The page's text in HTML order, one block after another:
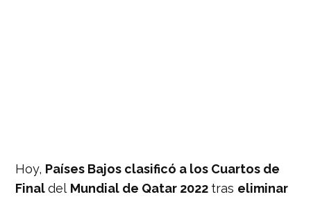
Hoy, Países Bajos clasificó a los Cuartos de
Finaldel Mundial de Qatar 2022 tras eliminar